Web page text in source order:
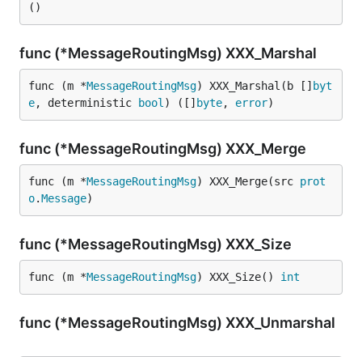
()
func (*MessageRoutingMsg) XXX_Marshal
func (m *MessageRoutingMsg) XXX_Marshal(b [] byt
e, deterministic bool ) ([] byte, error)
func (*MessageRoutingMsg) XXX_Merge
func (m *MessageRoutingMsg) XXX_Merge(src prot
o.Message)
func (*MessageRoutingMsg) XXX_Size
func (m *MessageRoutingMsg) XXX_Size() int
func (*MessageRoutingMsg) XXX_Unmarshal